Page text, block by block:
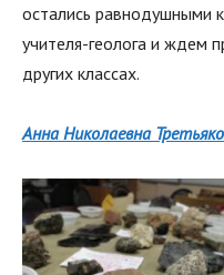
остались равнодушными
учителя-геолога и ждем
других классах.
Анна Николаевна